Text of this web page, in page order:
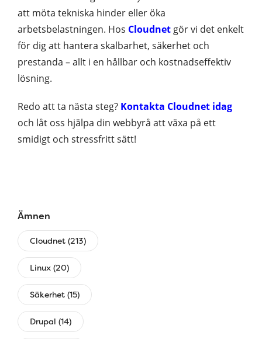
att möta tekniska hinder eller öka
arbetsbelastningen. Hos Cloudnet gör vi det enkelt
för dig att hantera skalbarhet, säkerhet och
prestanda – allt i en hållbar och kostnadseffektiv
lösning.
Redo att ta nästa steg? Kontakta Cloudnet idag
och låt oss hjälpa din webbyrå att växa på ett
smidigt och stressfritt sätt!
Ämnen
Cloudnet (213)
Linux (20)
Säkerhet (15)
Drupal (14)